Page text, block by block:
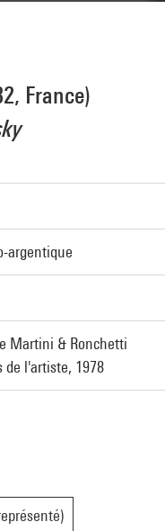
France)
argentique
Martini & Ronchetti
de l'artiste, 1978